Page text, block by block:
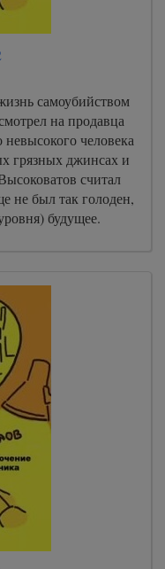
самоубийством
на продавца
человека
грязных джинсах и
считал
не был так голоден,
будущее.